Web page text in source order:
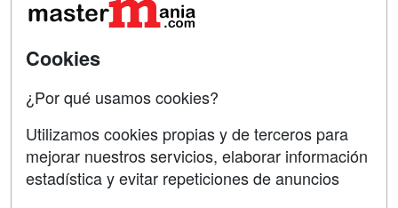
Acceso Usuarios
Acceso Centros
Contactar
Confidencialidad
Aviso legal
Cookies
¿Por qué usamos cookies?
Utilizamos cookies propias y de terceros para
mejorar nuestros servicios, elaborar información
estadística y evitar repeticiones de anuncios